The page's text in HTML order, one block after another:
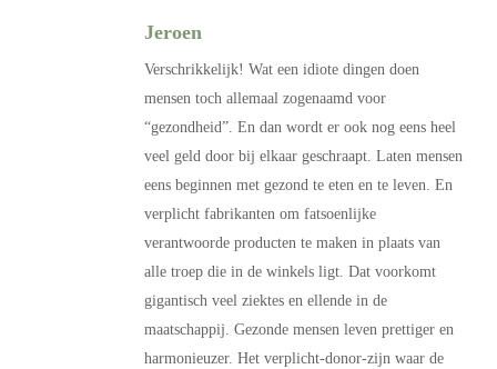
Jeroen
Verschrikkelijk! Wat een idiote dingen doen
mensen toch allemaal zogenaamd voor
“gezondheid”. En dan wordt er ook nog eens heel
veel geld door bij elkaar geschraapt. Laten mensen
eens beginnen met gezond te eten en te leven. En
verplicht fabrikanten om fatsoenlijke
verantwoorde producten te maken in plaats van
alle troep die in de winkels ligt. Dat voorkomt
gigantisch veel ziektes en ellende in de
maatschappij. Gezonde mensen leven prettiger en
harmonieuzer. Het verplicht-donor-zijn waar de